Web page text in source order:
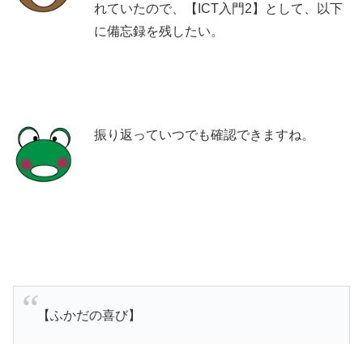
れていたので、【ICT入門2】として、以下
に備忘録を残したい。
振り返っていつでも確認できますね。
【ふかだの喜び】